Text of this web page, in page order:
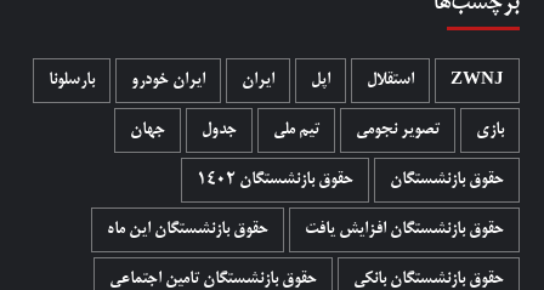
ZWNJ استقلال اپل ایران ایران خودرو بارسلونا
بازی تصویر نجومی تیم ملی جدول جهان
حقوق بازنشستگان حقوق بازنشستگان 1402
حقوق بازنشستگان افزایش یافت حقوق بازنشستگان این ماه
حقوق بازنشستگان بانکی حقوق بازنشستگان تامین اجتماعی